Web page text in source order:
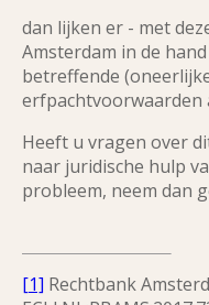
dan lijken er - met
Amsterdam in de
betreffende
erfpachtvoorwaarden
Heeft u vragen over
naar juridische hulp
probleem, neem dan
[1] Rechtbank